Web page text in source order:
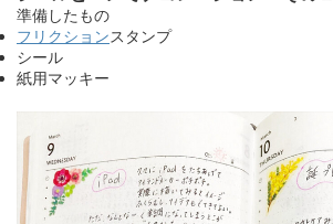
準備したもの
フリクションスタンプ
シール
紙用マッキー